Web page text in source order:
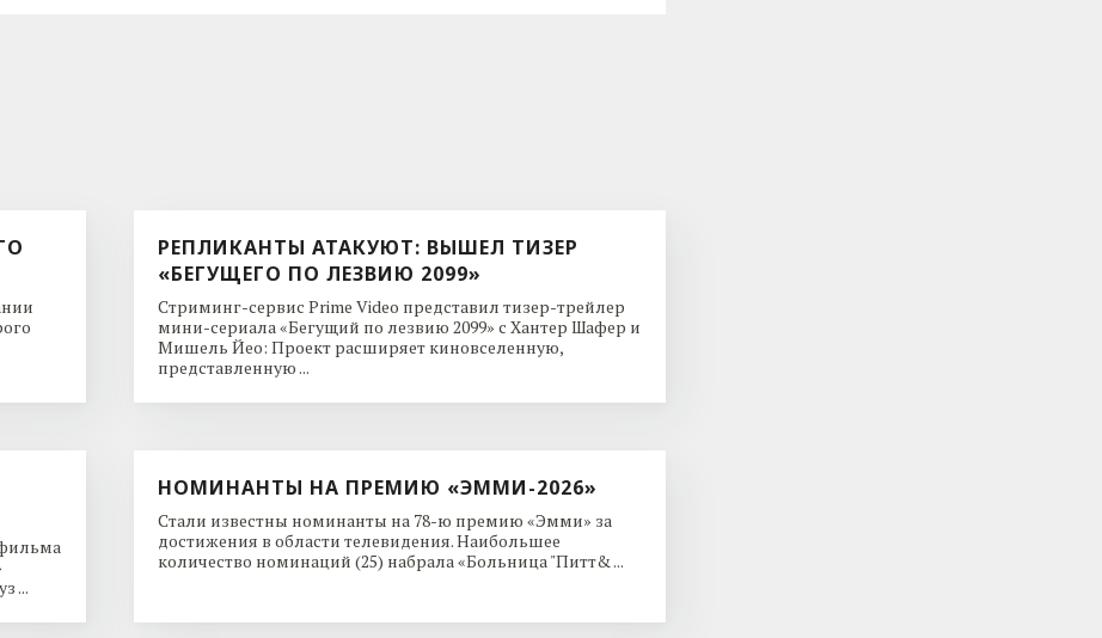
РЕПЛИКАНТЫ АТАКУЮТ: ВЫШЕЛ ТИЗЕР
«БЕГУЩЕГО ПО ЛЕЗВИЮ 2099»
Стриминг-сервис Prime Video представил тизер-трейлер
мини-сериала «Бегущий по лезвию 2099» с Хантер Шафер и
Мишель Йео: Проект расширяет киновселенную,
представленную ...
...
НОМИНАНТЫ НА ПРЕМИЮ «ЭММИ-2026»
Стали известны номинанты на 78-ю премию «Эмми» за
достижения в области телевидения. Наибольшее
количество номинаций (25) набрала «Больница "Питт& ...